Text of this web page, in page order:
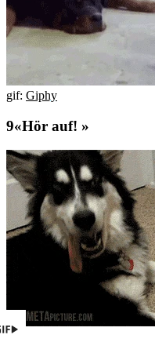
gif: Giphy
«Hör auf! »